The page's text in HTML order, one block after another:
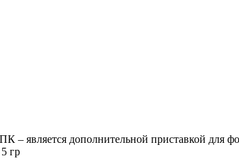
является дополнительной приставкой для
гр